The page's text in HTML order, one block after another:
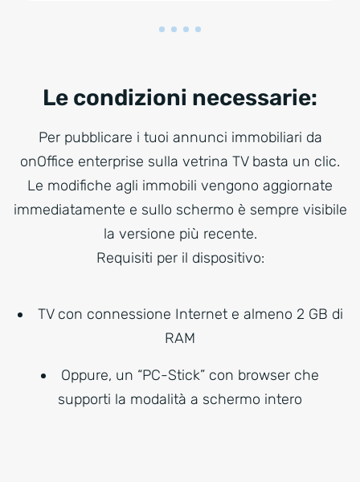
Le condizioni necessarie:
Per pubblicare i tuoi annunci immobiliari da
onOffice enterprise sulla vetrina TV basta un clic.
Le modifiche agli immobili vengono aggiornate
immediatamente e sullo schermo è sempre visibile
la versione più recente.
Requisiti per il dispositivo:
TV con connessione Internet e almeno 2 GB di
RAM
Oppure, un “PC-Stick” con browser che
supporti la modalità a schermo intero